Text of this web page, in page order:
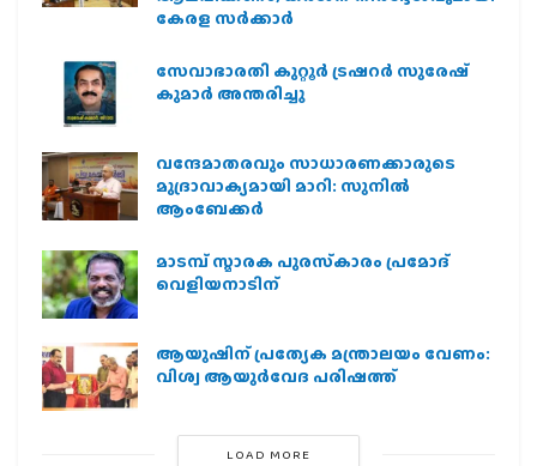
കേരള സർക്കാർ
സേവാഭാരതി കുറ്റൂർ ട്രഷറർ സുരേഷ്
കുമാർ അന്തരിച്ചു
വന്ദേമാതരവും സാധാരണക്കാരുടെ
മുദ്രാവാക്യമായി മാറി: സുനിൽ
ആംബേക്കർ
മാടമ്പ് സ്മാരക പുരസ്‌കാരം പ്രമോദ്
വെളിയനാടിന്
ആയുഷിന് പ്രത്യേക മന്ത്രാലയം വേണം:
വിശ്വ ആയുര്‍വേദ പരിഷത്ത്
LOAD MORE